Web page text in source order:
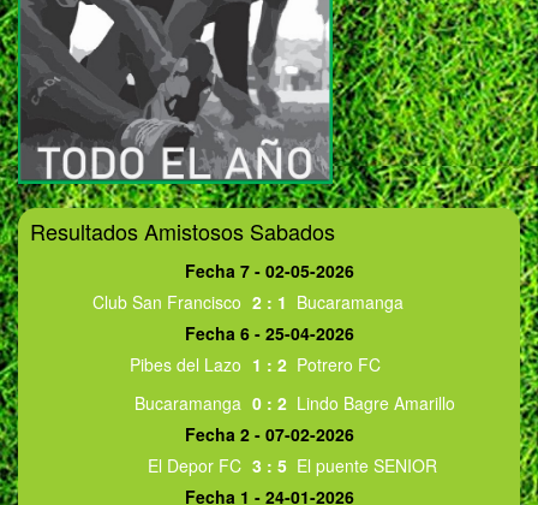
Resultados Amistosos Sabados
Fecha 7 - 02-05-2026
Club San Francisco 2: 1 Bucaramanga
Fecha 6 - 25-04-2026
Pibes del Lazo 1 : 2 Potrero FC
Bucaramanga 0: 2 Lindo Bagre Amarillo
Fecha 2 - 07-02-2026
El Depor FC 3: 5 El puente SENIOR
Fecha 1 - 24-01-2026